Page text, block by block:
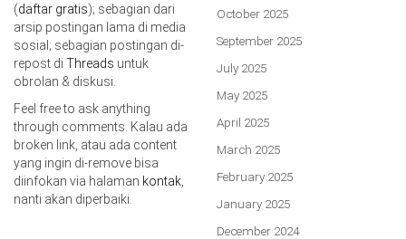
(daftar gratis); sebagian dari
arsip postingan lama di media
sosial; sebagian postingan di-
repost di Threads untuk
obrolan & diskusi.
Feel free to ask anything
through comments. Kalau ada
broken link, atau ada content
yang ingin di-remove bisa
diinfokan via halaman kontak
nanti akan diperbaiki.
October 2025
September 2025
July 2025
May 2025
April 2025
March 2025
February 2025
January 2025
December 2024